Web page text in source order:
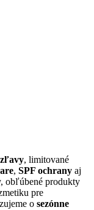
zľavy, limitované
, SPF ochrany aj
obľúbené produkty
pre
o sezónne